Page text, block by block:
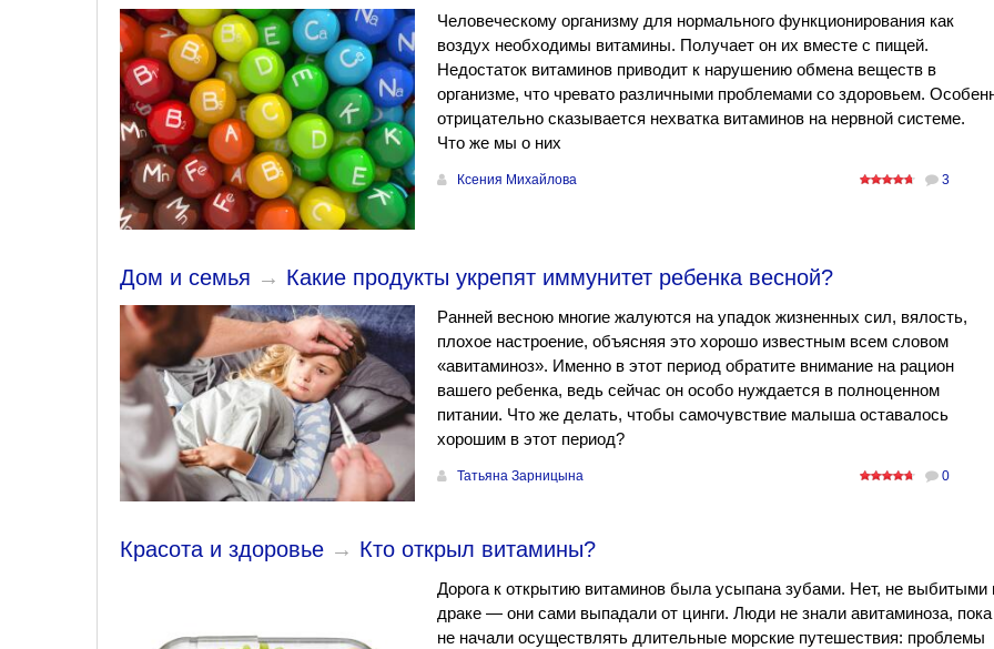
Человеческому организму для нормального функционирования как
воздух необходимы витамины. Получает он их вместе с пищей.
Недостаток витаминов приводит к нарушению обмена веществ в
организме, что чревато различными проблемами со здоровьем.
отрицательно сказывается нехватка витаминов на нервной системе.
Что же мы о них
Ксения Михайлова 3
Дом и семья → Какие продукты укрепят иммунитет ребенка весной?
Ранней весною многие жалуются на упадок жизненных сил, вялость,
плохое настроение, объясняя это хорошо известным всем словом
«авитаминоз». Именно в этот период обратите внимание на рацион
вашего ребенка, ведь сейчас он особо нуждается в полноценном
питании. Что же делать, чтобы самочувствие малыша оставалось
хорошим в этот период?
Татьяна Зарницына 0
Красота и здоровье → Кто открыл витамины?
Дорога к открытию витаминов была усыпана зубами. Нет, не выбитыми
драке — они сами выпадали от цинги. Люди не знали авитаминоза, пока
не начали осуществлять длительные морские путешествия: проблемы